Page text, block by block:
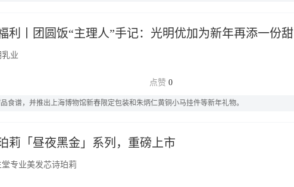
利丨团圆饭“主理人”手记：光明优加为新年再添一份甜
业
0
食谱，并推出上海博物馆新春限定包装和朱炳仁黄铜小马挂件等新年礼物。
莉「昼夜黑金」系列，重磅上市
堂专业美发芯诗珀莉